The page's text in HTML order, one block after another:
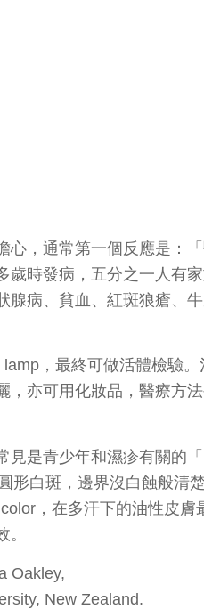
，通常第一個反應是：「
歲時發病，五分之一人有
腺病、貧血、紅斑狼瘡、
，最終可做活體檢驗
，亦可用化妝品，醫療方
見是青少年和濕疹有關的
形白斑，邊界沒白蝕般清
，在多汗下的油性皮膚
Oakley,
New Zealand.